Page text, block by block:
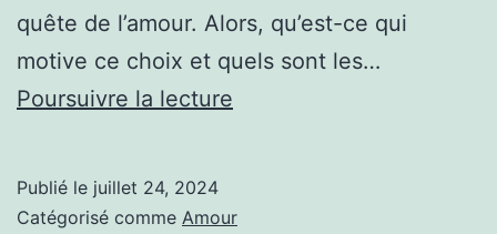
quête de l’amour. Alors, qu’est-ce qui
motive ce choix et quels sont les…
Poursuivre la lecture
choisissent-
Publié le juillet 24, 2024
Catégorisé comme Amour